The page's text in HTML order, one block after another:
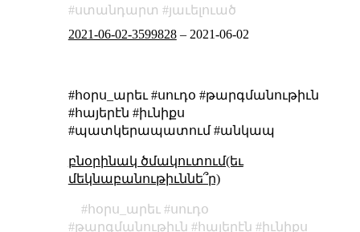
ստանդարտ
յաւելուած
2021-06-02-3599828– 2021-06-02
#հօրս_արեւ #սուդօ #թարգմանութիւն
#հայերէն #իւնիքս
#պատկերապատում #անկապ
բնօրինակ ծմակուտում(եւ
մեկնաբանութիւննե՞ր)
հօրս_արեւ
սուդօ
թարգմանութիւն
հայերէն իւնիքս